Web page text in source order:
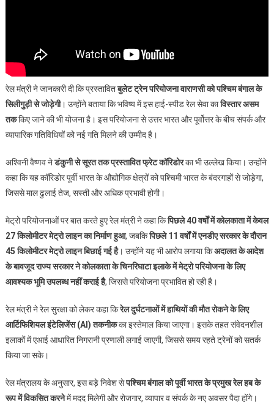
रेल मंत्री ने जानकारी दी कि प्रस्तावितबुलेट ट्रेन परियोजना वाराणसी को पश्चिम बंगाल के
सिलीगुड़ी से जोड़ेगी। उन्होंने बताया कि भविष्य में इस हाई-स्पीड रेल सेवा काविस्तार असम
तककिए जाने की भी योजना है। इस परियोजना से उत्तर भारत और पूर्वोत्तर के बीच संपर्क और
व्यापारिक गतिविधियों को नई गति मिलने की उम्मीद है।
अश्विनी वैष्णव नेडंकुनी से सूरत तक प्रस्तावित फ्रेट कॉरिडोरका भी उल्लेख किया। उन्होंने
कहा कि यह कॉरिडोर पूर्वी भारत के औद्योगिक क्षेत्रों को पश्चिमी भारत के बंदरगाहों से जोड़ेगा,
जिससे माल ढुलाई तेज, सस्ती और अधिक प्रभावी होगी।
मेट्रो परियोजनाओं पर बात करते हुए रेल मंत्री ने कहा किपिछले 40 वर्षों में कोलकाता में केवल
27 किलोमीटर मेट्रो लाइन का निर्माण हुआ, जबकिपिछले 11 वर्षों में एनडीए सरकार के दौरान
45 किलोमीटर मेट्रो लाइन बिछाई गई है। उन्होंने यह भी आरोप लगाया किअदालत के आदेश
के बावजूद राज्य सरकार ने कोलकाता के चिनरिघाटा इलाके में मेट्रो परियोजना के लिए
आवश्यक भूमि उपलब्ध नहीं कराई है, जिससे परियोजना प्रभावित हो रही है।
रेल मंत्री ने रेल सुरक्षा को लेकर कहा किरेल दुर्घटनाओं में हाथियों की मौत रोकने के लिए
आर्टिफिशियल इंटेलिजेंस (AI) तकनीकका इस्तेमाल किया जाएगा। इसके तहत संवेदनशील
इलाकों में एआई आधारित निगरानी प्रणाली लगाई जाएगी, जिससे समय रहते ट्रेनों को सतर्क
किया जा सके।
रेल मंत्रालय के अनुसार, इस बड़े निवेश सेपश्चिम बंगाल को पूर्वी भारत के प्रमुख रेल हब के
रूप में विकसित करनेमें मदद मिलेगी और रोजगार, व्यापार व संपर्क के नए अवसर पैदा होंगे।